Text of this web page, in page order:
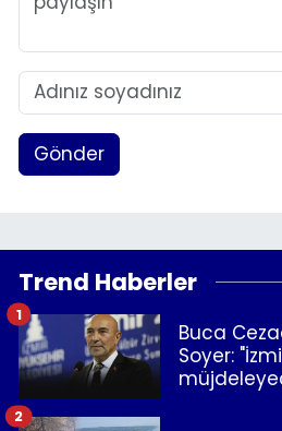
Gönder
Trend Haberler
Buca
Soyer:
1
2